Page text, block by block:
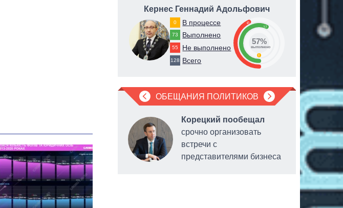
Кернес Геннадий Адольфович
0 В процессе
73 Выполнено
55 Не выполнено
128 Всего
43
57
0
57%
выполнено
ОБЕЩАНИЯ ПОЛИТИКОВ
восстановить
электроснабжение в
Херсоне после обстрела в
ночь на 6 августа 2026
Корецкий пообещал
срочно организовать
встречи с
представителями бизнеса